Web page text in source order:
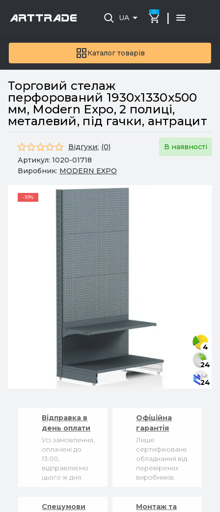
Каталог товарів
UA
0 |
Торговий стелаж
перфорований 1930х1330х500
мм, Modern Expo, 2 полиці,
металевий, під гачки, антрацит
Відгуки: (0)
В наявності
Артикул: 1020-01718
Виробник: MODERN EXPO
-10%
4
24
24
Відправка в
день оплати
Усі замовлення,
оплачені до
13:00,
відправляємо
цього ж дня.
Офіційна
гарантія
Лише
сертифіковане
обладнання від
перевірених
виробників.
Спецумови
Монтаж та